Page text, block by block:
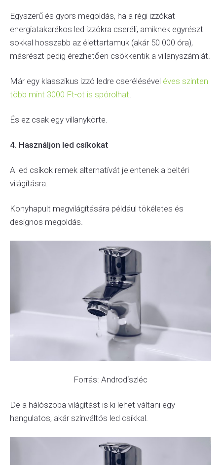
Egyszerű és gyors megoldás, ha a régi izzókat
energiatakarékos led izzókra cseréli, amiknek egyrészt
sokkal hosszabb az élettartamuk (akár 50 000 óra),
másrészt pedig érezhetően csökkentik a villanyszámlát.
Már egy klasszikus izzó ledre cserélésével éves szinten
több mint 3000 Ft-ot is spórolhat.
És ez csak egy villanykörte.
4. Használjon led csíkokat
A led csíkok remek alternatívát jelentenek a beltéri
világításra.
Konyhapult megvilágítására például tökéletes és
designos megoldás.
Forrás: Androdíszléc
De a hálószoba világítást is ki lehet váltani egy
hangulatos, akár színváltós led csíkkal.